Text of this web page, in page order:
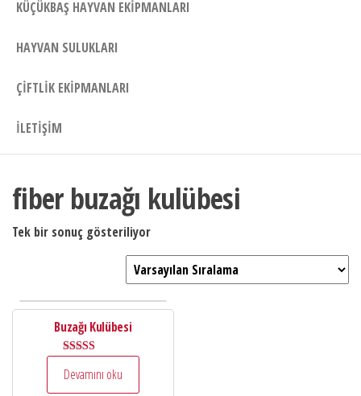
KÜÇÜKBAŞ HAYVAN EKIPMANLARI
HAYVAN SULUKLARI
ÇIFTLIK EKIPMANLARI
İLETIŞIM
fiber buzağı kulübesi
Tek bir sonuç gösteriliyor
Buzağı Kulübesi
5.00
oy aldı
Devamını oku